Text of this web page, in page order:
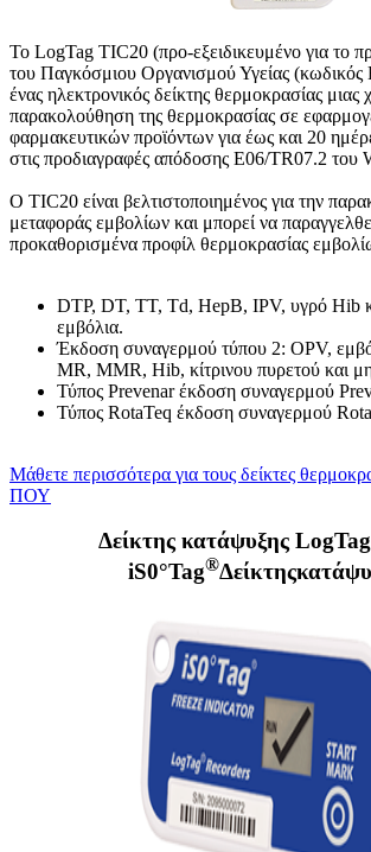
Το LogTag TIC20 (προ-εξειδικευμένο για το
του Παγκόσμιου Οργανισμού Υγείας (κωδικός
ένας ηλεκτρονικός δείκτης θερμοκρασίας μιας
παρακολούθηση της θερμοκρασίας σε
φαρμακευτικών προϊόντων για έως και 20
στις προδιαγραφές απόδοσης E06/TR07.2 του
Ο TIC20 είναι βελτιστοποιημένος για την
μεταφοράς εμβολίων και μπορεί να
προκαθορισμένα προφίλ θερμοκρασίας
DTP, DT, TT, Td, HepB, IPV, υγρό Hib
εμβόλια.
Έκδοση συναγερμού τύπου 2: OPV,
MR, MMR, Hib, κίτρινου πυρετού και
Τύπος Prevenar έκδοση συναγερμού
Τύπος RotaTeq έκδοση συναγερμού
Μάθετε περισσότερα για τους δείκτες
ΠΟΥ
Δείκτης κατάψυξης
iS0°Tag®